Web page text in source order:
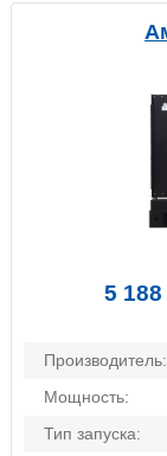
5 188
Производитель:
Мощность:
Тип запуска: